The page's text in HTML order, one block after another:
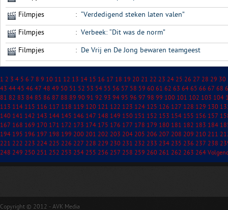
Filmpjes : “Verdedigend steken laten valen”
Filmpjes : Verbeek: “Dit was de norm”
Filmpjes : De Vrij en De Jong bewaren teamgeest
1 2 3 4 5 6 7 8 9 10 11 12 13 14 15 16 17 18 19 20 21 22 23 24 25 26 27 28 29 30
43 44 45 46 47 48 49 50 51 52 53 54 55 56 57 58 59 60 61 62 63 64 65 66 67 68
81 82 83 84 85 86 87 88 89 90 91 92 93 94 95 96 97 98 99 100 101 102 103 104
113 114 115 116 117 118 119 120 121 122 123 124 125 126 127 128 129 130
140 141 142 143 144 145 146 147 148 149 150 151 152 153 154 155 156 157
167 168 169 170 171 172 173 174 175 176 177 178 179 180 181 182 183 184
194 195 196 197 198 199 200 201 202 203 204 205 206 207 208 209 210 211
221 222 223 224 225 226 227 228 229 230 231 232 233 234 235 236 237 238
248 249 250 251 252 253 254 255 256 257 258 259 260 261 262 263 264
Copyright © 2012 - AVK Media